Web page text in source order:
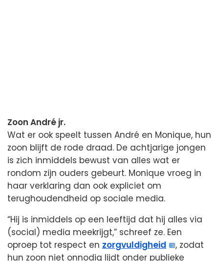
Zoon André jr.
Wat er ook speelt tussen André en Monique, hun
zoon blijft de rode draad. De achtjarige jongen
is zich inmiddels bewust van alles wat er
rondom zijn ouders gebeurt. Monique vroeg in
haar verklaring dan ook expliciet om
terughoudendheid op sociale media.
“Hij is inmiddels op een leeftijd dat hij alles via
(social) media meekrijgt,” schreef ze. Een
oproep tot respect en zorgvuldigheid
, zodat
hun zoon niet onnodig lijdt onder publieke